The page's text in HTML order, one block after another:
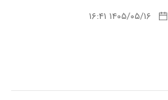
۱۴۰۵/۰۵/۱۶ ۱۶:۴۱